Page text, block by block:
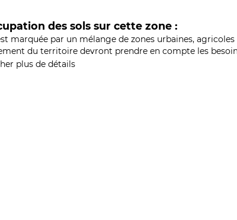
des sols sur cette zone :
marquée par un mélange de zones urbaines,
du territoire devront prendre en compte les
plus de détails